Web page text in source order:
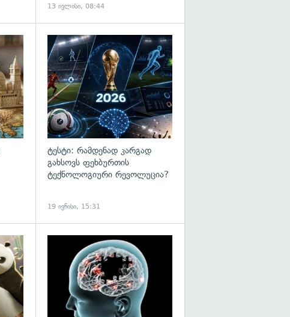
13 ივლისი, 08:44
ტესტი: რამდენად კარგად
გახსოვს ფეხბურთის
ტექნოლოგიური რევოლუცია?
19 ივნისი, 15:31